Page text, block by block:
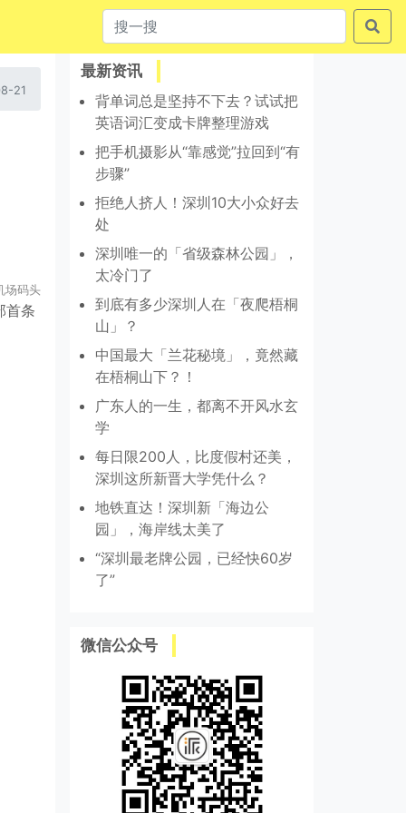
21
场码头
首条
最新资讯
背单词总是坚持不下去？试试把
英语词汇变成卡牌整理游戏
把手机摄影从“靠感觉”拉回到“有
步骤”
拒绝人挤人！深圳10大小众好去
处
深圳唯一的「省级森林公园」，
太冷门了
到底有多少深圳人在「夜爬梧桐
山」？
中国最大「兰花秘境」，竟然藏
在梧桐山下？！
广东人的一生，都离不开风水玄
学
每日限200人，比度假村还美，
深圳这所新晋大学凭什么？
地铁直达！深圳新「海边公
园」，海岸线太美了
“深圳最老牌公园，已经快60岁
了”
微信公众号